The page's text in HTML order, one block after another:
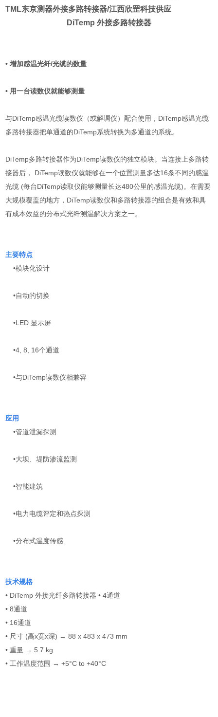
TML东京测器外接多路转接器/江西欣罡科技供应
DiTemp 外接多路转接器
• 增加感温光纤/光缆的数量
• 用一台读数仪就能够测量
与DiTemp感温光缆读数仪（或解调仪）配合使用，DiTemp感温光缆
多路转接器把单通道的DiTemp系统转换为多通道的系统。
DiTemp多路转接器作为DiTemp读数仪的独立模块。当连接上多路转
接器后， DiTemp读数仪就能够在一个位置测量多达16条不同的感温
光缆 (每台DiTemp读取仪能够测量长达480公里的感温光缆)。在需要
大规模覆盖的地方，DiTemp读数仪和多路转接器的组合是有效和具
有成本效益的分布式光纤测温解决方案之一。
主要特点
•模块化设计
•自动的切换
•LED 显示屏
•4, 8, 16个通道
•与DiTemp读数仪相兼容
应用
•管道泄漏探测
•大坝、堤防渗流监测
•智能建筑
•电力电缆评定和热点探测
•分布式温度传感
技术规格
• DiTemp 外接光纤多路转接器 • 4通道
• 8通道
• 16通道
• 尺寸 (高x宽x深) → 88 x 483 x 473 mm
• 重量 → 5.7 kg
• 工作温度范围 → +5°C to +40°C